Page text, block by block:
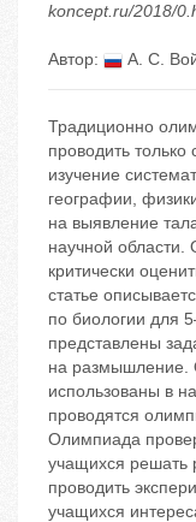
koncept.ru/2018/
Автор: А. С.
Традиционно
проводить только
изучение
географии,
на выявление
научной области.
критически
статье
по биологии для
представлены
на размышление.
использованы в
проводятся
Олимпиада
учащихся решать
проводить
учащихся